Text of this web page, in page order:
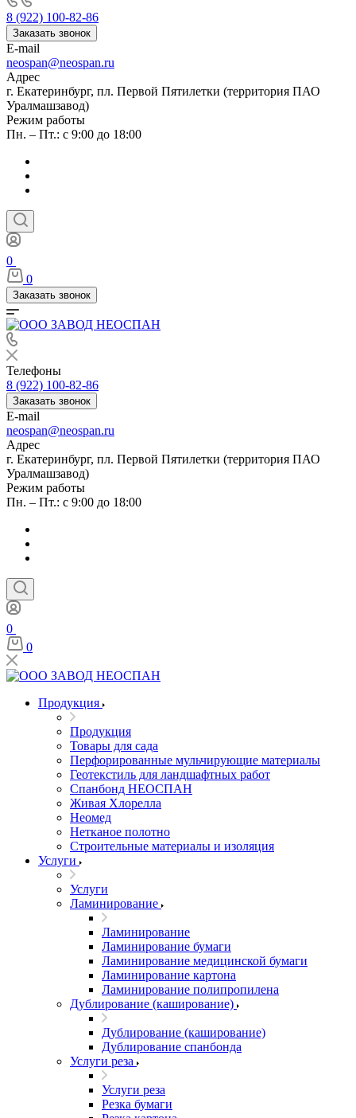
8 (922) 100-82-86
Заказать звонок
E-mail
neospan@neospan.ru
Адрес
г. Екатеринбург, пл. Первой Пятилетки (территория ПАО
Уралмашзавод)
Режим работы
Пн. – Пт.: с 9:00 до 18:00
0
0
Заказать звонок
Телефоны
8 (922) 100-82-86
Заказать звонок
E-mail
neospan@neospan.ru
Адрес
г. Екатеринбург, пл. Первой Пятилетки (территория ПАО
Уралмашзавод)
Режим работы
Пн. – Пт.: с 9:00 до 18:00
0
0
Продукция
Продукция
Товары для сада
Перфорированные мульчирующие материалы
Геотекстиль для ландшафтных работ
Спанбонд НЕОСПАН
Живая Хлорелла
Нeомед
Нетканое полотно
Строительные материалы и изоляция
Услуги
Услуги
Ламинирование
Ламинирование
Ламинирование бумаги
Ламинирование медицинской бумаги
Ламинирование картона
Ламинирование полипропилена
Дублирование (каширование)
Дублирование (каширование)
Дублирование спанбонда
Услуги реза
Услуги реза
Резка бумаги